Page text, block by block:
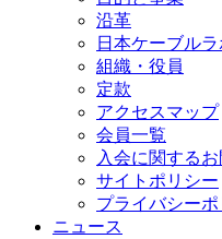
沿革
日本ケーブル
組織・役員
定款
アクセスマップ
会員一覧
入会に関する
サイトポリシー
プライバシー
ニュース